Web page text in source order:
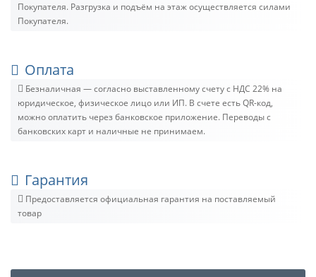
Покупателя. Разгрузка и подъём на этаж осуществляется силами
Покупателя.
Оплата
Безналичная — согласно выставленному счету c НДС 22% на
юридическое, физическое лицо или ИП. В счете есть QR-код,
можно оплатить через банковское приложение. Переводы с
банковских карт и наличные не принимаем.
Гарантия
Предоставляется официальная гарантия на поставляемый
товар